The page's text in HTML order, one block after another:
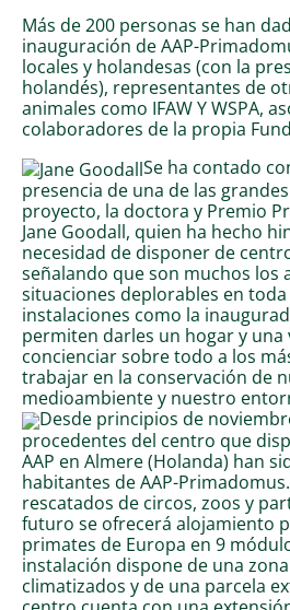
Más de 200 personas se han
inauguración de AAP-
locales y holandesas (con la
holandés), representantes de
animales como IFAW Y WSPA,
colaboradores de la propia
Se ha contado
presencia de una de las
proyecto, la doctora y Premio
Jane Goodall, quien ha hecho
necesidad de disponer de
señalando que son muchos los
situaciones deplorables en
instalaciones como la
permiten darles un hogar y una
concienciar sobre todo a los
trabajar en la conservación de
medioambiente y nuestro
Desde principios de
procedentes del centro que
AAP en Almere (Holanda) han
habitantes de AAP-
rescatados de circos, zoos y
futuro se ofrecerá alojamiento
primates de Europa en 9
instalación dispone de una
climatizados y de una parcela